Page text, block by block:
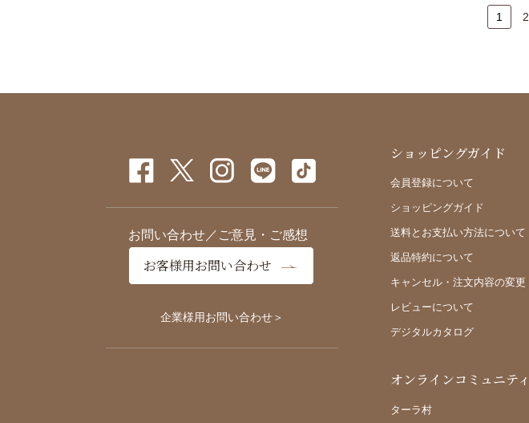
1 2
お問い合わせ／ご意見・ご感想
お客様用お問い合わせ
企業様用お問い合わせ＞
ショッピングガイド
会員登録について
ショッピングガイド
送料とお支払い方法について
返品特約について
キャンセル・注文内容の変更
レビューについて
デジタルカタログ
オンラインコミュニティ
ターラ村